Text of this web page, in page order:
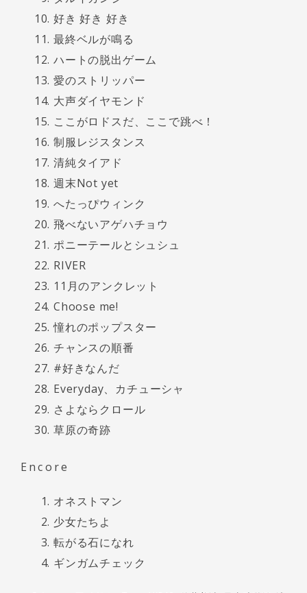
好き 好き 好き
最終ベルが鳴る
ハートの脱出ゲーム
愛のストリッパー
大声ダイヤモンド
ここがロドスだ、ここで跳べ！
制服レジスタンス
清純タイアド
週末Not yet
へたっぴウィンク
飛べないアゲハチョウ
ポニーテールとシュシュ
RIVER
11月のアンクレット
Choose me!
憧れのポップスター
チャンスの順番
#好きなんだ
Everyday、カチューシャ
さよならクロール
草原の奇跡
Encore
オネストマン
少女たちよ
転がる石になれ
ギンガムチェック